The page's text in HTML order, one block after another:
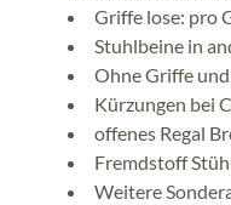
Griffe lose: pro
Stuhlbeine in
Ohne Griffe
Kürzungen bei
offenes Regal
Fremdstoff
Weitere